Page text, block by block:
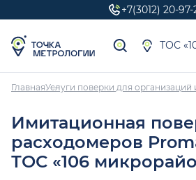
+7(3012) 20-
ТОС «106
ГлавнаяУслуги поверки для
Имитационная
расходомеров
ТОС «106